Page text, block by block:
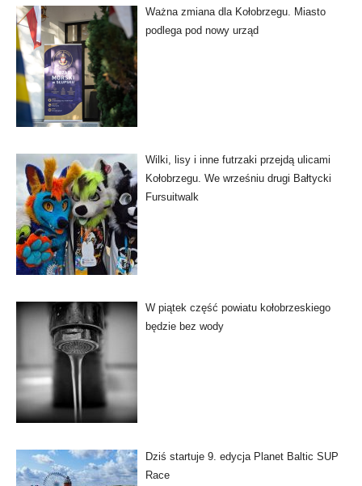
Ważna zmiana dla Kołobrzegu. Miasto
podlega pod nowy urząd
Wilki, lisy i inne futrzaki przejdą ulicami
Kołobrzegu. We wrześniu drugi Bałtycki
Fursuitwalk
W piątek część powiatu kołobrzeskiego
będzie bez wody
Dziś startuje 9. edycja Planet Baltic SUP
Race